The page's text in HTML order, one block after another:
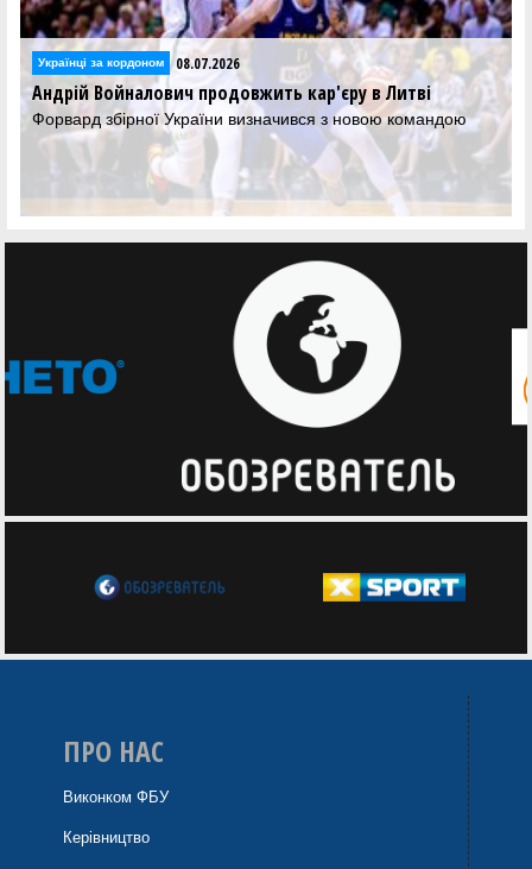
Українці за кордоном 08.07.2026
Андрій Войналович продовжить кар'єру в Литві
Форвард збірної України визначився з новою командою
ПРО НАС
Виконком ФБУ
Керівництво